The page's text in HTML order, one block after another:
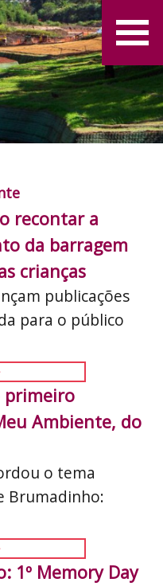
recontar a
da barragem
crianças
publicações
para o público
primeiro
Ambiente, do
o tema
Brumadinho:
1º Memory Day